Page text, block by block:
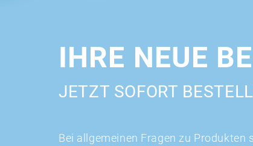
IHRE NEUE
JETZT SOFORT
Bei allgemeinen Fragen zu Produkten